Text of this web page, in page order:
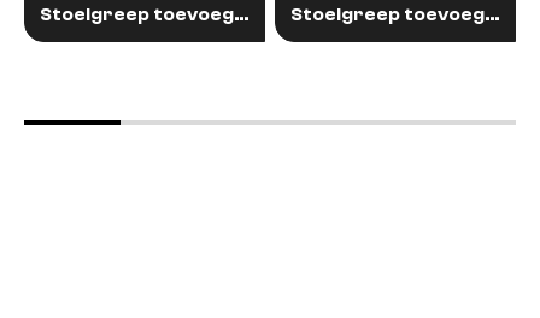
Stoelgreep toevoegen Stoelgreep toevoegen